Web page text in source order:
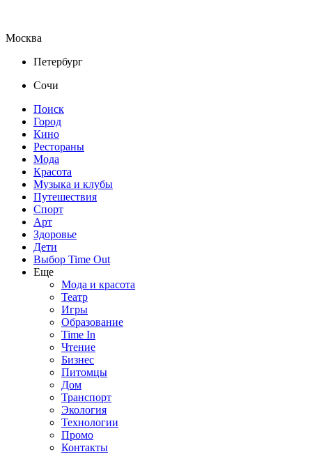
Москва
Петербург
Сочи
Поиск
Город
Кино
Рестораны
Мода
Красота
Музыка и клубы
Путешествия
Спорт
Арт
Здоровье
Дети
Выбор Time Out
Еще
Мода и красота
Театр
Игры
Образование
Time In
Чтение
Бизнес
Питомцы
Дом
Транспорт
Экология
Технологии
Промо
Контакты